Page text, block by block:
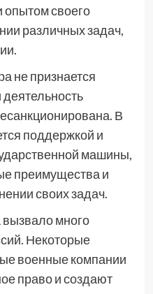
опытом своего
различных задач,
не признается
В
поддержкой и
машины,
преимущества и
своих задач.
много
Некоторые
военные компании
право и создают